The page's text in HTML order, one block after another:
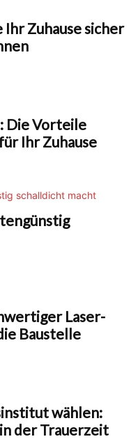
Zuhause sicher
Die Vorteile
Ihr Zuhause
Laser-
Baustelle
wählen:
der Trauerzeit